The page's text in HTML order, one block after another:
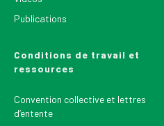
Publications
Conditions de travail et
ressources
Convention collective et lettres
d’entente